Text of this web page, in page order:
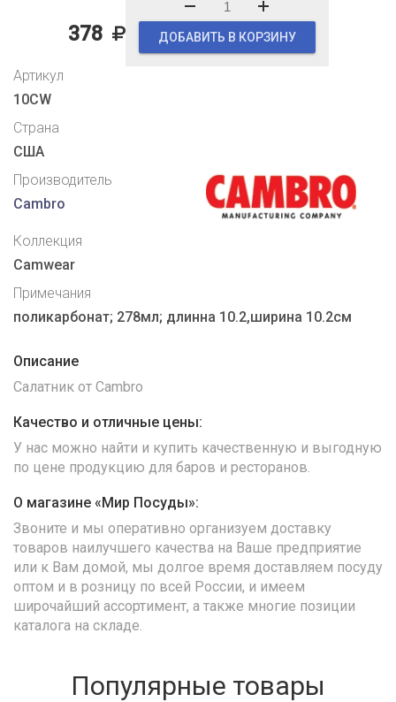
378 ДОБАВИТЬ В КОРЗИНУ
Артикул
10CW
Страна
США
Производитель
Cambro
Коллекция
Camwear
Примечания
поликарбонат; 278мл; длинна 10.2,ширина 10.2см
Описание
Салатник от Cambro
Качество и отличные цены:
У нас можно найти и купить качественную и выгодную
по цене продукцию для баров и ресторанов.
О магазине «Мир Посуды»:
Звоните и мы оперативно организуем доставку
товаров наилучшего качества на Ваше предприятие
или к Вам домой, мы долгое время доставляем посуду
оптом и в розницу по всей России, и имеем
широчайший ассортимент, а также многие позиции
каталога на складе.
Популярные товары